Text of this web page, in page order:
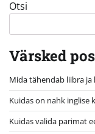
Otsi
Värsked
Mida tähendab liibra ja
Kuidas on nahk inglise
Kuidas valida parimat